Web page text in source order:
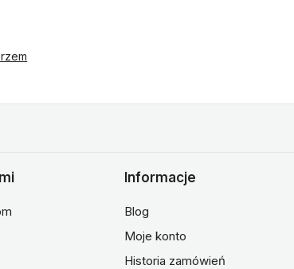
Informacje
Blog
Moje konto
Historia zamówień